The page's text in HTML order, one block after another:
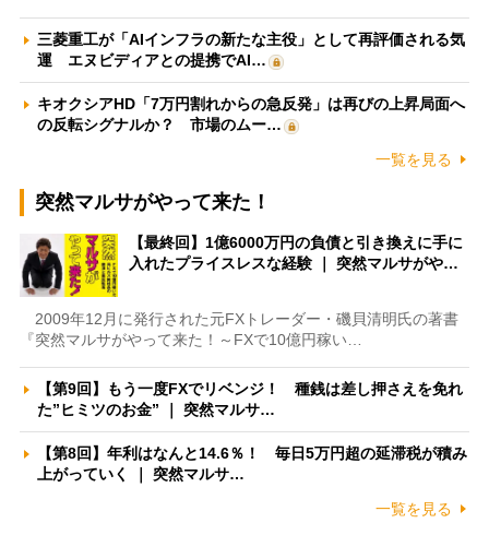
三菱重工が「AIインフラの新たな主役」として再評価される気
運 エヌビディアとの提携でAI…
キオクシアHD「7万円割れからの急反発」は再びの上昇局面へ
の反転シグナルか？ 市場のムー…
一覧を見る
突然マルサがやって来た！
【最終回】1億6000万円の負債と引き換えに手に
入れたプライスレスな経験 ｜ 突然マルサがや…
2009年12月に発行された元FXトレーダー・磯貝清明氏の著書
『突然マルサがやって来た！～FXで10億円稼い…
【第9回】もう一度FXでリベンジ！ 種銭は差し押さえを免れ
た”ヒミツのお金” ｜ 突然マルサ…
【第8回】年利はなんと14.6％！ 毎日5万円超の延滞税が積み
上がっていく ｜ 突然マルサ…
一覧を見る